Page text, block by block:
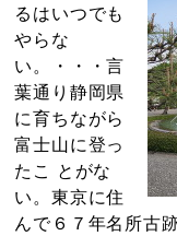
るはいつでも
やらな
い。・・・言
葉通り静岡県
に育ちながら
富士山に登っ
たこ とがな
い。東京に住
んで６７年名所古